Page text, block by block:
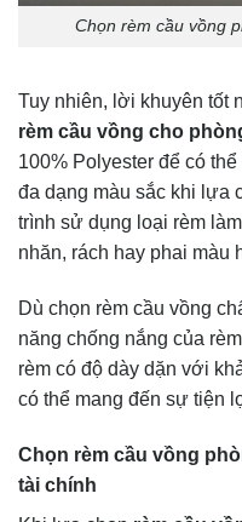
Chọn rèm cầu vồng
Tuy nhiên, lời khuyên tốt
rèm cầu vồng cho
100% Polyester để có
đa dạng màu sắc khi lựa
trình sử dụng loại rèm
nhăn, rách hay phai màu
Dù chọn rèm cầu vồng
năng chống nắng của
rèm có độ dày dặn với
có thể mang đến sự tiện
Chọn rèm cầu vồng
tài chính